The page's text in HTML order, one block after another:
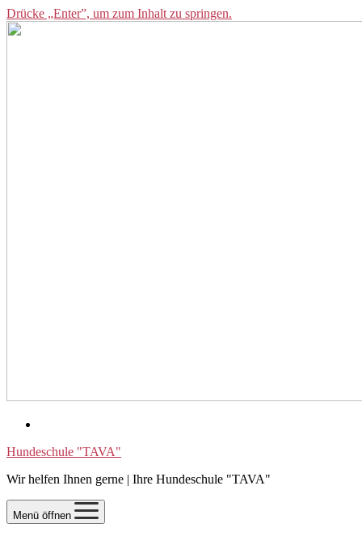
Drücke „Enter”, um zum Inhalt zu springen.
Hundeschule "TAVA"
Wir helfen Ihnen gerne | Ihre Hundeschule "TAVA"
Menü öffnen